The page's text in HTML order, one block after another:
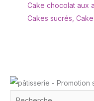
Cake chocolat aux
Cakes sucrés